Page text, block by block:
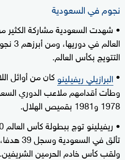
نجوم في السعودية
• شهدت السعودية مشاركة الكثير
التتويج بكأس العالم.
• البرازيلي ريفيلينوكان من أوائل
وطأت أقدامهم ملاعب الدوري
1978 و1981 بقميص الهلال.
تألق في
ولقب كأس خادم الحرمين الشريفين.